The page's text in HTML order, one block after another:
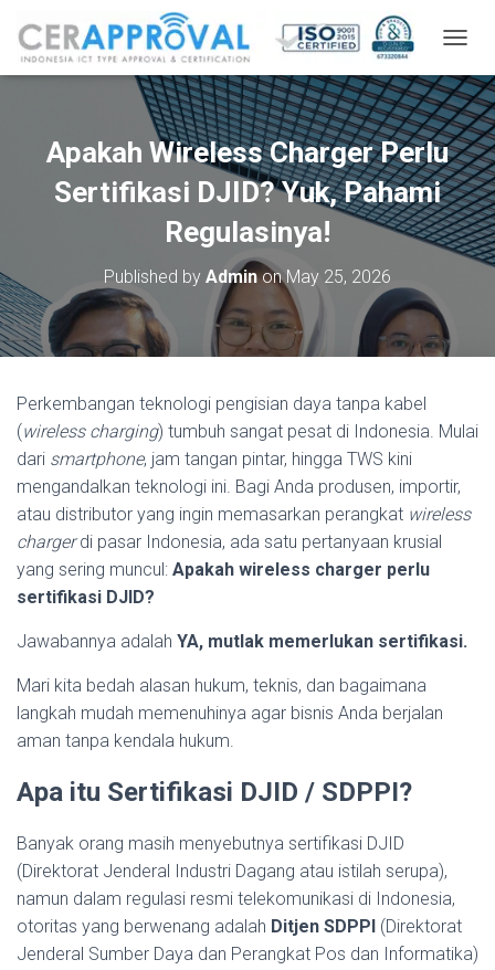
O
G
G
L
E
N
A
V
I
Apakah Wireless Charger Perlu
Sertifikasi DJID? Yuk, Pahami
Regulasinya!
Published by AdminonMay 25, 2026
Perkembangan teknologi pengisian daya tanpa kabel
(wireless charging) tumbuh sangat pesat di Indonesia. Mulai
dari smartphone, jam tangan pintar, hingga TWS kini
mengandalkan teknologi ini. Bagi Anda produsen, importir,
atau distributor yang ingin memasarkan perangkat wireless
chargerdi pasar Indonesia, ada satu pertanyaan krusial
yang sering muncul: Apakah wireless charger perlu
sertifikasi DJID?
Jawabannya adalah YA, mutlak memerlukan sertifikasi.
Mari kita bedah alasan hukum, teknis, dan bagaimana
langkah mudah memenuhinya agar bisnis Anda berjalan
aman tanpa kendala hukum.
Apa itu Sertifikasi DJID / SDPPI?
Banyak orang masih menyebutnya sertifikasi DJID
(Direktorat Jenderal Industri Dagang atau istilah serupa),
namun dalam regulasi resmi telekomunikasi di Indonesia,
otoritas yang berwenang adalah Ditjen SDPPI (Direktorat
Jenderal Sumber Daya dan Perangkat Pos dan Informatika)